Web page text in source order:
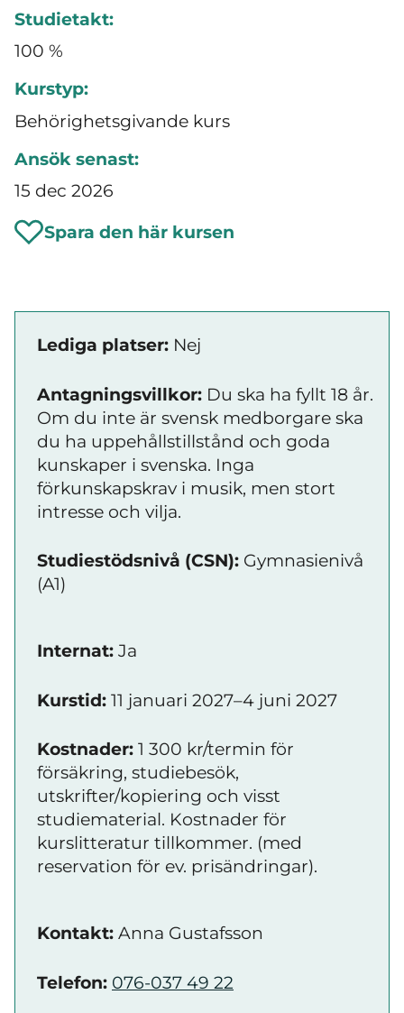
Studietakt:
100 %
Kurstyp:
Behörighetsgivande kurs
Ansök senast:
15 dec 2026
Spara den här kursen
Lediga platser: Nej
Antagningsvillkor: Du ska ha fyllt 18 år.
Om du inte är svensk medborgare ska
du ha uppehållstillstånd och goda
kunskaper i svenska. Inga
förkunskapskrav i musik, men stort
intresse och vilja.
Studiestödsnivå (CSN): Gymnasienivå
(A1)
Internat: Ja
Kurstid: 11 januari 2027–4 juni 2027
Kostnader: 1 300 kr/termin för
försäkring, studiebesök,
utskrifter/kopiering och visst
studiematerial. Kostnader för
kurslitteratur tillkommer. (med
reservation för ev. prisändringar).
Kontakt: Anna Gustafsson
Telefon: 076-037 49 22